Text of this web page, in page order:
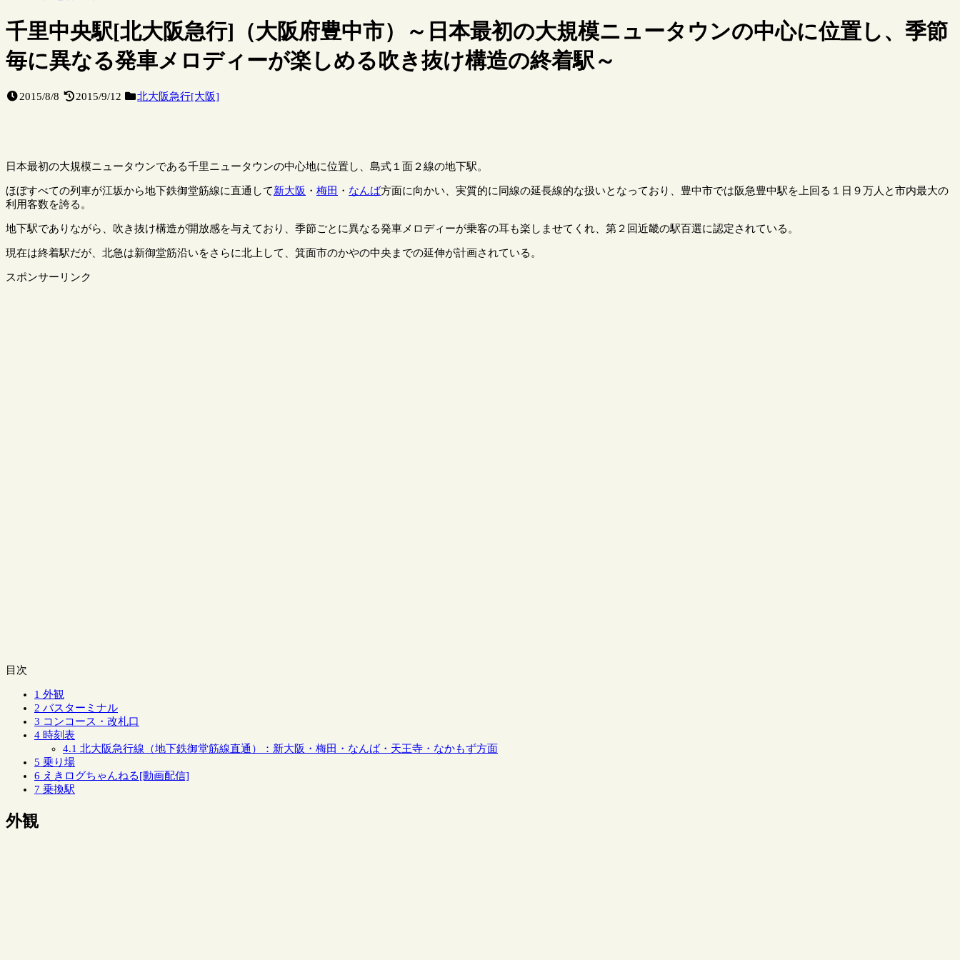
千里中央駅[北大阪急行]（大阪府豊中市）～日本最初の大規模ニュータウンの中心に位置し、季節
毎に異なる発車メロディーが楽しめる吹き抜け構造の終着駅～
2015/8/8 2015/9/12 北大阪急行[大阪]
日本最初の大規模ニュータウンである千里ニュータウンの中心地に位置し、島式１面２線の地下駅。
ほぼすべての列車が江坂から地下鉄御堂筋線に直通して新大阪 ・ 梅田 ・ なんば方面に向かい、実質的に同線の延長線的な扱いとなっており、豊中市では阪急豊中駅を上回る１日９万人と市内最大の
利用客数を誇る。
地下駅でありながら、吹き抜け構造が開放感を与えており、季節ごとに異なる発車メロディーが乗客の耳も楽しませてくれ、第２回近畿の駅百選に認定されている。
現在は終着駅だが、北急は新御堂筋沿いをさらに北上して、箕面市のかやの中央までの延伸が計画されている。
スポンサーリンク
目次
1 外観
2 バスターミナル
3 コンコース・改札口
4 時刻表
4.1 北大阪急行線（地下鉄御堂筋線直通）：新大阪・梅田・なんば・天王寺・なかもず方面
5 乗り場
6 えきログちゃんねる[動画配信]
7 乗換駅
外観